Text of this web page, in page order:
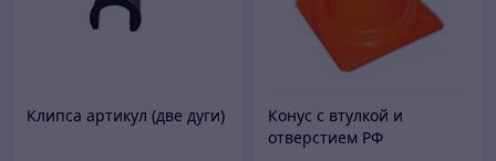
Клипса артикул (две дуги)
Конус с втулкой и
отверстием РФ